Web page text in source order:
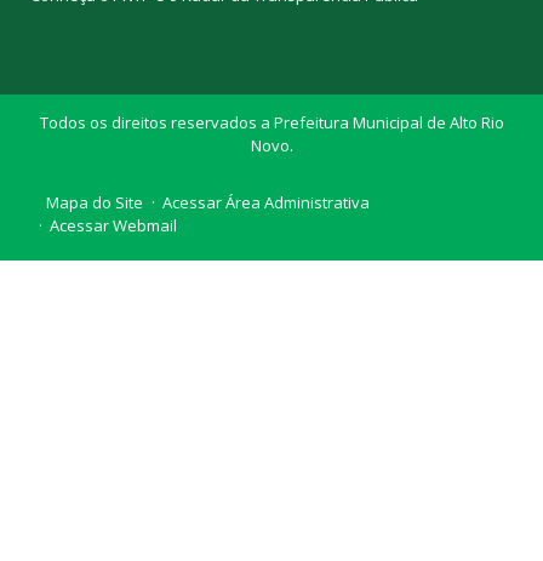
Todos os direitos reservados a Prefeitura Municipal de Alto Rio
Novo.
Mapa do Site
Acessar Área Administrativa
Acessar Webmail